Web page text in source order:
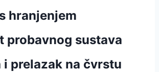
hranjenjem
probavnog sustava
i prelazak na čvrstu